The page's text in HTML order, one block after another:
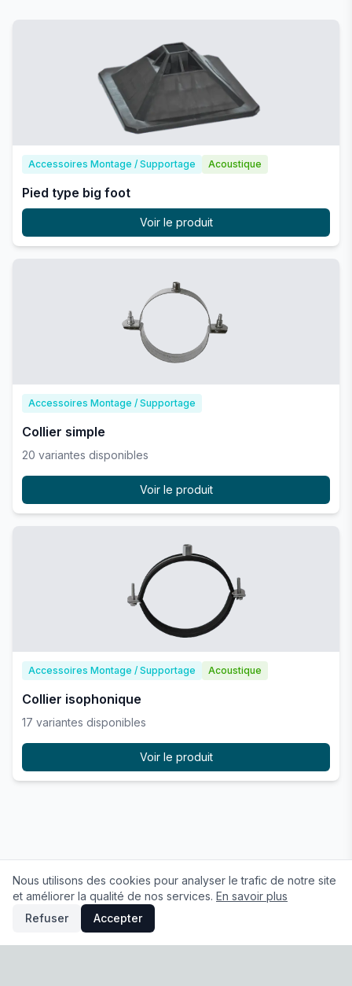
Accessoires Montage / Supportage Acoustique
Pied type big foot
Voir le produit
Accessoires Montage / Supportage
Collier simple
20 variantes disponibles
Voir le produit
Accessoires Montage / Supportage Acoustique
Collier isophonique
17 variantes disponibles
Voir le produit
Nous utilisons des cookies pour analyser le trafic de notre site
et améliorer la qualité de nos services. En savoir plus
Refuser
Accepter